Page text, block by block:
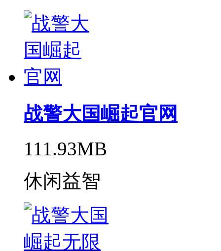
战警大国崛起官网
111.93MB
休闲益智